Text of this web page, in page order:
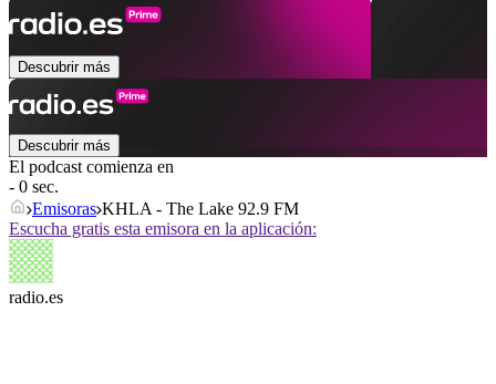
Descubrir más
Descubrir más
El podcast comienza en
- 0 sec.
Emisoras KHLA - The Lake 92.9 FM
Escucha gratis esta emisora en la aplicación:
radio.es